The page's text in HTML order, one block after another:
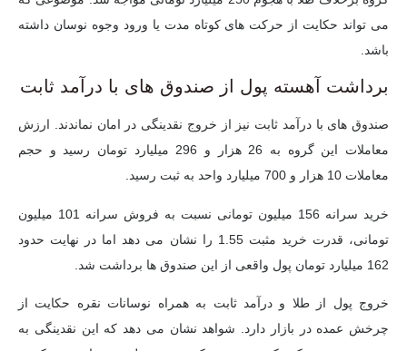
می تواند حکایت از حرکت های کوتاه مدت یا ورود وجوه نوسان داشته
باشد.
برداشت آهسته پول از صندوق های با درآمد ثابت
صندوق های با درآمد ثابت نیز از خروج نقدینگی در امان نماندند. ارزش
معاملات این گروه به 26 هزار و 296 میلیارد تومان رسید و حجم
معاملات 10 هزار و 700 میلیارد واحد به ثبت رسید.
خرید سرانه 156 میلیون تومانی نسبت به فروش سرانه 101 میلیون
تومانی، قدرت خرید مثبت 1.55 را نشان می دهد اما در نهایت حدود
162 میلیارد تومان پول واقعی از این صندوق ها برداشت شد.
خروج پول از طلا و درآمد ثابت به همراه نوسانات نقره حکایت از
چرخش عمده در بازار دارد. شواهد نشان می دهد که این نقدینگی به